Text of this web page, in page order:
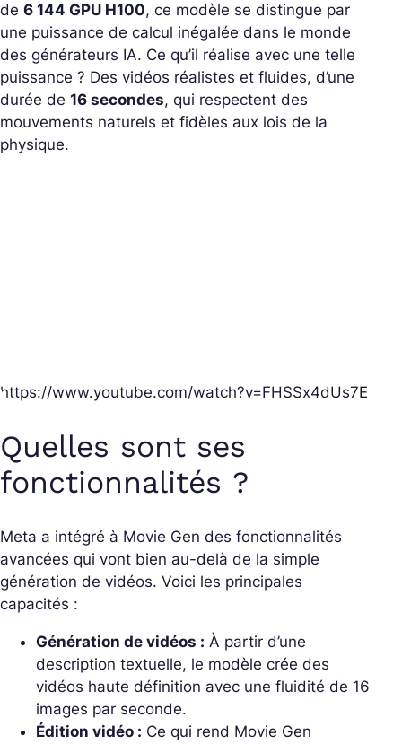
de 6 144 GPU H100, ce modèle se distingue par
une puissance de calcul inégalée dans le monde
des générateurs IA. Ce qu’il réalise avec une telle
puissance ? Des vidéos réalistes et fluides, d’une
durée de 16 secondes, qui respectent des
mouvements naturels et fidèles aux lois de la
physique.
https://www.youtube.com/watch?v=FHSSx4dUs7E
Quelles sont ses
fonctionnalités ?
Meta a intégré à Movie Gen des fonctionnalités
avancées qui vont bien au-delà de la simple
génération de vidéos. Voici les principales
capacités :
Génération de vidéos : À partir d’une
description textuelle, le modèle crée des
vidéos haute définition avec une fluidité de 16
images par seconde.
Édition vidéo : Ce qui rend Movie Gen